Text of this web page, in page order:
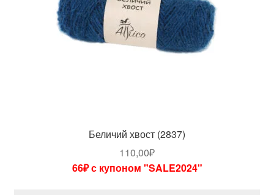
Беличий хвост (2837)
110,00₽
66₽ с купоном "SALE2024"